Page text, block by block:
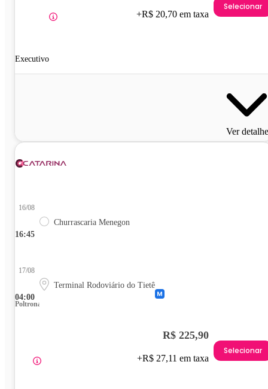
Executivo
+R$ 20,70 em taxa
Selecionar
Ver
16:45
16/08
Churrascaria Menegon
04:00
17/08
Terminal Rodoviário do Tietê
Poltrona
R$ 225,90
+R$ 27,11 em taxa
Selecionar